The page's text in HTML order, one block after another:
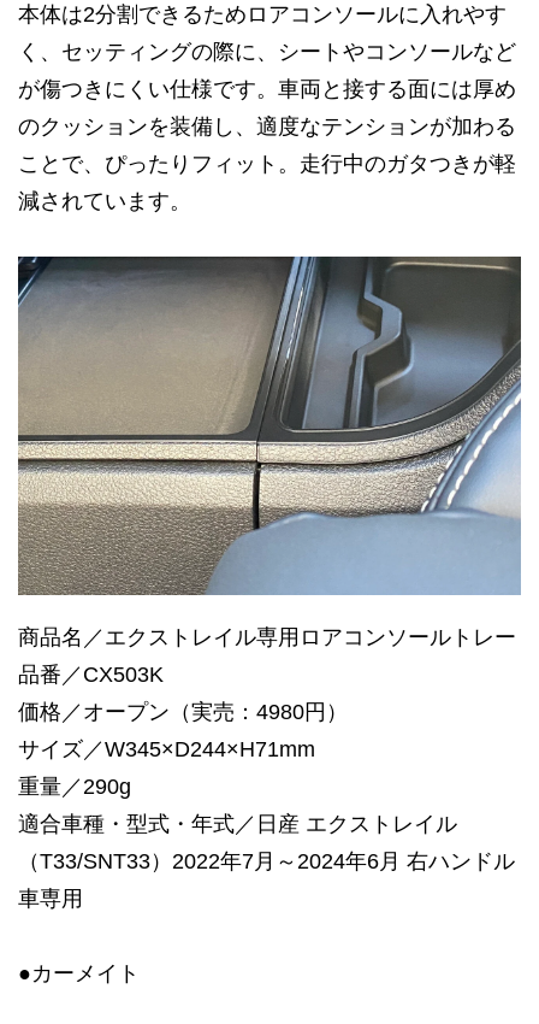
本体は2分割できるためロアコンソールに入れやす
く、セッティングの際に、シートやコンソールなど
が傷つきにくい仕様です。車両と接する面には厚め
のクッションを装備し、適度なテンションが加わる
ことで、ぴったりフィット。走行中のガタつきが軽
減されています。
商品名／エクストレイル専用ロアコンソールトレー
品番／CX503K
価格／オープン（実売：4980円）
サイズ／W345×D244×H71mm
重量／290g
適合車種・型式・年式／日産 エクストレイル
（T33/SNT33）2022年7月～2024年6月 右ハンドル
車専用
●カーメイト